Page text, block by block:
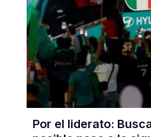
Por el liderato: